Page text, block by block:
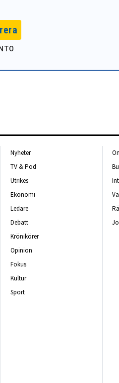
Nyheter
TV & Pod
Utrikes
Ekonomi
Ledare
Debatt
Krönikörer
Opinion
Fokus
Kultur
Sport